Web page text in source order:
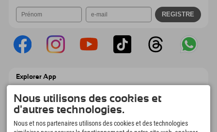
Explorer App
Explorer à emporter avec aperçu de vos
réservations, liste de choses à faire, aperçu
des restaurants et bien plus encore.
Téléchargez-le maintenant !
Nous utilisons des cookies et
d'autres technologies.
Nous et nos partenaires utilisons des cookies et des technologies